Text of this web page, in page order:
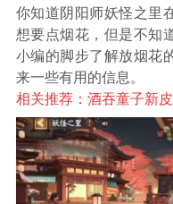
你知道阴阳师妖怪之里
想要点烟花，但是不知
小编的脚步了解放烟花
来一些有用的信息。
相关推荐： 酒吞童子新